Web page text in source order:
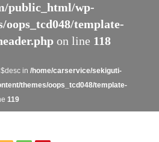
public_html/wp-
oops_tcd048/template-
on line 118
in /home/carservice/sekiguti-
themes/oops_tcd048/template-
119